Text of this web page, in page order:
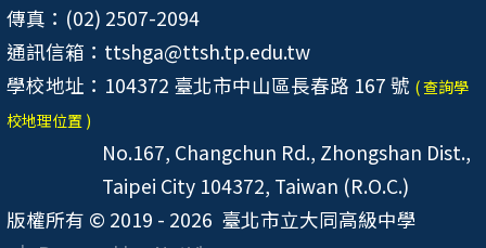
傳真：(02) 2507-2094
通訊信箱：ttshga@ttsh.tp.edu.tw
學校地址：104372 臺北市中山區長春路 167 號 ( 查詢學
校地理位置 )
No.167, Changchun Rd., Zhongshan Dist.,
Taipei City 104372, Taiwan (R.O.C.)
版權所有 © 2019 - 2026 臺北市立大同高級中學